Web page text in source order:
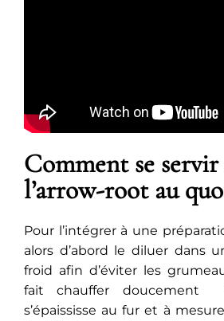
Comment se
l’arrow-root au
Pour l’intégrer à une
alors d’abord le diluer dans
froid afin d’éviter les
fait chauffer doucement
s’épaississe au fur et à